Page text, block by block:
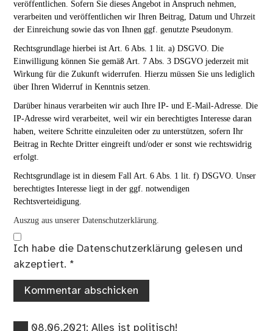
veröffentlichen. Sofern Sie dieses Angebot in Anspruch nehmen,
verarbeiten und veröffentlichen wir Ihren Beitrag, Datum und Uhrzeit
der Einreichung sowie das von Ihnen ggf. genutzte Pseudonym.
Rechtsgrundlage hierbei ist Art. 6 Abs. 1 lit. a) DSGVO. Die
Einwilligung können Sie gemäß Art. 7 Abs. 3 DSGVO jederzeit mit
Wirkung für die Zukunft widerrufen. Hierzu müssen Sie uns lediglich
über Ihren Widerruf in Kenntnis setzen.
Darüber hinaus verarbeiten wir auch Ihre IP- und E-Mail-Adresse. Die
IP-Adresse wird verarbeitet, weil wir ein berechtigtes Interesse daran
haben, weitere Schritte einzuleiten oder zu unterstützen, sofern Ihr
Beitrag in Rechte Dritter eingreift und/oder er sonst wie rechtswidrig
erfolgt.
Rechtsgrundlage ist in diesem Fall Art. 6 Abs. 1 lit. f) DSGVO. Unser
berechtigtes Interesse liegt in der ggf. notwendigen
Rechtsverteidigung.
Auszug aus unserer Datenschutzerklärung.
Ich habe die Datenschutzerklärung gelesen und
akzeptiert. *
Vorheriger
08.06.2021: Alles ist politisch!